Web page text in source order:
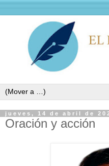
jueves, 14 de abril de
Oración y acción